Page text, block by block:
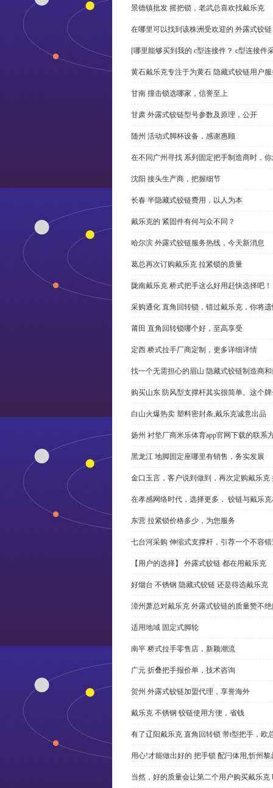
景德镇批发 摇把锁，老武总喜欢找戴乐克
在哪里可以找到该株洲受欢迎的 外露式铰
[哪里能够买到我的 c型连接件？ c型连接件
黄石戴乐克专注于为黄石 隐藏式铰链用户
甘南 撞击锁选哪家，信誉至上
甘肃 外露式铰链型号参数及原理，公开
随州 活动式脚杯设备，感谢惠顾
在不同广州寻找 系列固定把手制造商时，
沈阳 接头生产商，把握细节
长春 半隐藏式铰链费用，以人为本
戴乐克的 紧固件有何与众不同？
哈尔滨 外露式铰链服务热线，今天新消息
葛总再次订购戴乐克 拉紧锁的质量
陇南戴乐克 桥式把手这么好用赶快选择吧！
采购通化 直角回转锁，错过戴乐克，你将
莆田 直角回转锁哪个好，至高享受
定西 桥式拉手厂商定制，更多详细详情
找一个无需担心的眉山 隐藏式铰链制造商
购买山东 防风型支撑杆其实很简单。这个
白山火爆热卖 塑料密封条,戴乐克诚意出品
扬州 衬垫厂商米乐体育app官网下载的联系
黑龙江 地脚固定座哪里有销售，务实发展
金口玉言，客户说到做到，再次定购戴乐克
在孝感网络时代，选择更多， 铰链与戴乐
东营 拉紧锁价格多少，为您服务
七台河采购 伸缩式支撑杆，引荐一个不容
【用户的选择】 外露式铰链 都在用戴乐克
好烟台 不锈钢 隐藏式铰链 还是得选戴乐克
漳州萧总对戴乐克 外露式铰链的质量赞不
适用地域 固定式脚轮
南平 桥式拉手零售店，新颖潮流
广元 折叠把手报价单，技术咨询
贺州 外露式铰链加盟代理，享誉海外
戴乐克 不锈钢 铰链使用方便，省钱
有了辽阳戴乐克 直角回转锁 带t型把手，欧
用心!才能做出好的 把手锁 配闩体用,忻州黎
当然，好的质量会让第二个用户购买戴乐克